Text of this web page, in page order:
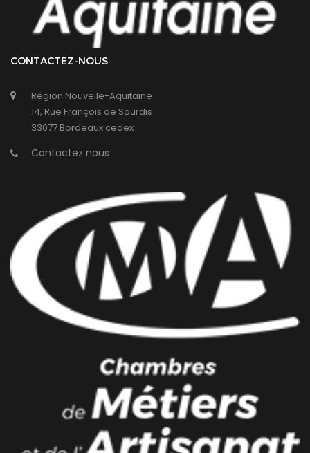
CONTACTEZ-NOUS
Région Nouvelle-Aquitaine
14, Rue François de Sourdis
33077 Bordeaux cedex
Contactez nous